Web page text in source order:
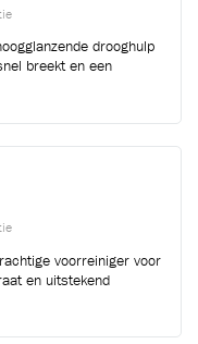
drooghulp
breekt en een
voorreiniger voor
en uitstekend